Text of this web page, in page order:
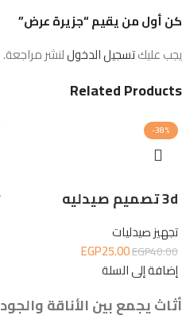
كن أول من يقيم “جزيرة عرض”
يجب عليكتسجيل الدخوللنشر مراجعة.
Related Products
-38%
3d تصميم صيدليه
تجهيز صيدليات
EGP40.00
EGP25.00
إضافة إلى السلة
أثاث يجمع بين الأناقة